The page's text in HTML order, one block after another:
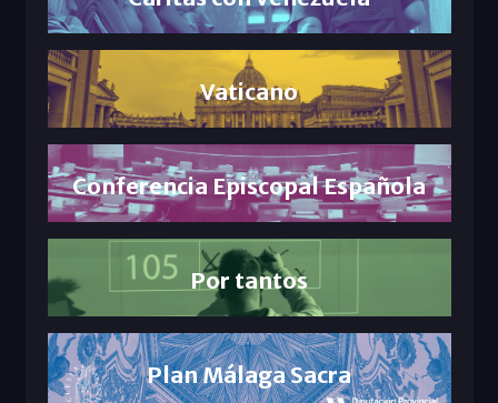
Vaticano
Conferencia Episcopal Española
Por tantos
Plan Málaga Sacra